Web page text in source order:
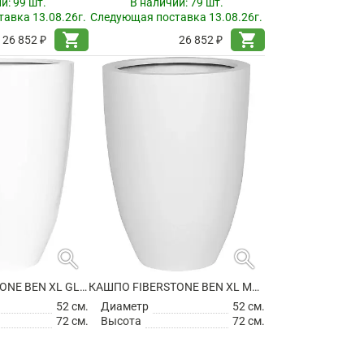
13.08.26г.
26 852 ₽
shopping_cart
Следующая поставка 13.08.26г.
26 852 ₽
shopping_cart
search
КАШПО FIBERSTONE BEN XL GLOSSY WHITE
52 см.
72 см.
search
КАШПО FIBERSTONE BEN XL MATT WHITE
Диаметр
52 см.
Высота
72 см.